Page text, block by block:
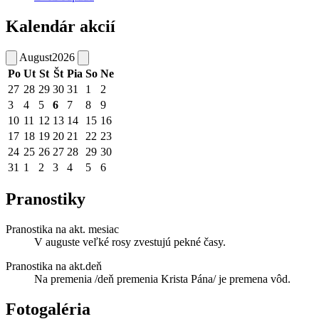
Kalendár akcií
August2026
Po Ut St Št Pia So Ne
27 28 29 30 31 1
2
3
4 5 6 7 8
9
10 11 12 13 14 15 16
17 18 19 20 21 22 23
24 25 26 27 28 29 30
31 1 2 3 4 5 6
Pranostiky
Pranostika na akt. mesiac
V auguste veľké rosy zvestujú pekné časy.
Pranostika na akt.deň
Na premenia /deň premenia Krista Pána/ je premena vôd.
Fotogaléria